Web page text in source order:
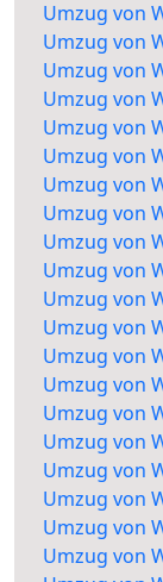
Umzug von
Umzug von
Umzug von
Umzug von
Umzug von
Umzug von
Umzug von
Umzug von
Umzug von
Umzug von
Umzug von
Umzug von
Umzug von
Umzug von
Umzug von
Umzug von
Umzug von
Umzug von
Umzug von
Umzug von